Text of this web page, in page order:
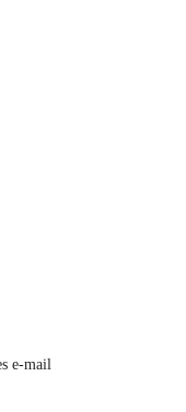
e-mail